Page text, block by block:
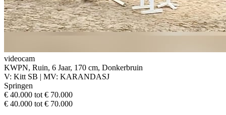
videocam
KWPN, Ruin, 6 Jaar, 170 cm, Donkerbruin
V: Kitt SB | MV: KARANDASJ
Springen
€ 40.000 tot € 70.000
€ 40.000 tot € 70.000